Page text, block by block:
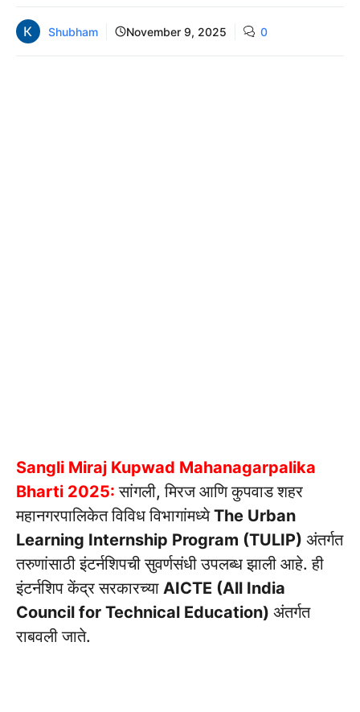
Shubham November 9, 2025 0
Sangli Miraj Kupwad Mahanagarpalika
Bharti 2025: सांगली, मिरज आणि कुपवाड शहर
महानगरपालिकेत विविध विभागांमध्येThe Urban
Learning Internship Program (TULIP) अंतर्गत
तरुणांसाठी इंटर्नशिपची सुवर्णसंधी उपलब्ध झाली आहे. ही
इंटर्नशिप केंद्र सरकारच्या AICTE (All India
Council for Technical Education) अंतर्गत
राबवली जाते.